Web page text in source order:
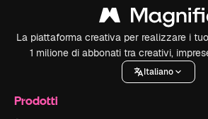
La piattaforma creativa per realizzare i
1 milione di abbonati tra creativi,
Italiano
Prodotti